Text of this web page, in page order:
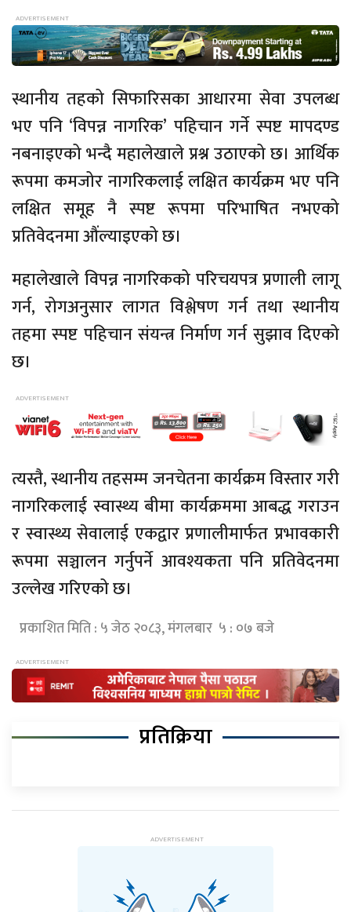
स्थानीय तहको सिफारिसका आधारमा सेवा उपलब्ध
भए पनि ‘विपन्न नागरिक’ पहिचान गर्ने स्पष्ट मापदण्ड
नबनाइएको भन्दै महालेखाले प्रश्न उठाएको छ। आर्थिक
रूपमा कमजोर नागरिकलाई लक्षित कार्यक्रम भए पनि
लक्षित समूह नै स्पष्ट रूपमा परिभाषित नभएको
प्रतिवेदनमा औंल्याइएको छ।
महालेखाले विपन्न नागरिकको परिचयपत्र प्रणाली लागू
गर्न, रोगअनुसार लागत विश्लेषण गर्न तथा स्थानीय
तहमा स्पष्ट पहिचान संयन्त्र निर्माण गर्न सुझाव दिएको
छ।
त्यस्तै, स्थानीय तहसम्म जनचेतना कार्यक्रम विस्तार गरी
नागरिकलाई स्वास्थ्य बीमा कार्यक्रममा आबद्ध गराउन
र स्वास्थ्य सेवालाई एकद्वार प्रणालीमार्फत प्रभावकारी
रूपमा सञ्चालन गर्नुपर्ने आवश्यकता पनि प्रतिवेदनमा
उल्लेख गरिएको छ।
प्रकाशित मिति : ५ जेठ २०८३, मंगलबार ५ : ०७ बजे
प्रतिक्रिया